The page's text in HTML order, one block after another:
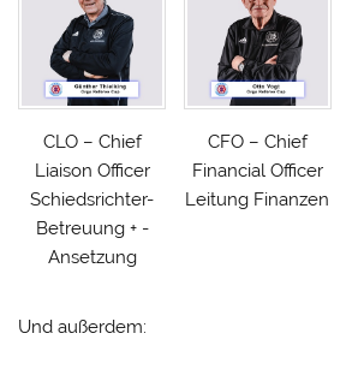
CLO – Chief
Liaison Officer
Schiedsrichter-
Betreuung + -
Ansetzung
CFO – Chief
Financial Officer
Leitung Finanzen
Und außerdem: